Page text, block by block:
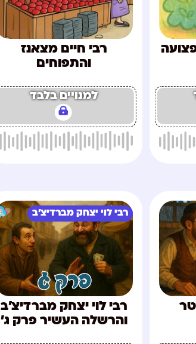
רבי חיים מצאנז
והתפוחים
למנויים בלבד
רבי לוי יצחק מברדיצ'ב
רבי לוי יצחק מברדיצ'ב
והרשלה העשיר פרק ג'